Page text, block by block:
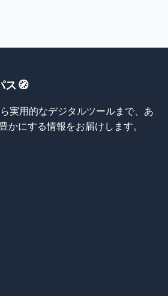
ス🧭
実用的なデジタルツールまで、あ
かにする情報をお届けします。